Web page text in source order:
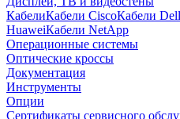
КабелиКабели CiscoКабели
HuaweiКабели NetApp
Операционные системы
Оптические кроссы
Документация
Инструменты
Опции
Сертификаты сервисного